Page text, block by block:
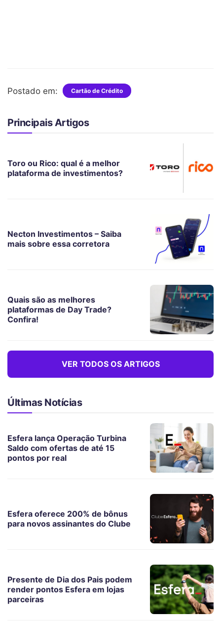
Postado em: Cartão de Crédito
Principais Artigos
Toro ou Rico: qual é a melhor
plataforma de investimentos?
Necton Investimentos – Saiba
mais sobre essa corretora
Quais são as melhores
plataformas de Day Trade?
Confira!
VER TODOS OS ARTIGOS
Últimas Notícias
Esfera lança Operação Turbina
Saldo com ofertas de até 15
pontos por real
Esfera oferece 200% de bônus
para novos assinantes do Clube
Presente de Dia dos Pais podem
render pontos Esfera em lojas
parceiras